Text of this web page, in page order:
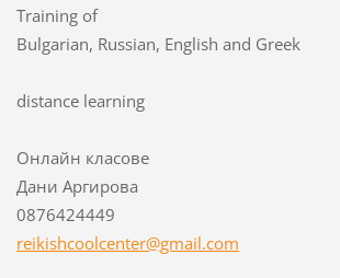
Training of
Bulgarian, Russian, English and Greek
distance learning
Онлайн класове
Дани Аргирова
0876424449
reikishcoolcenter@gmail.com